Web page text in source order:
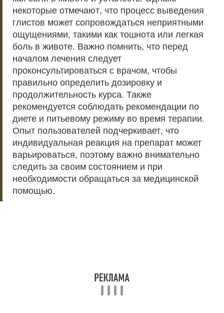
некоторые отмечают, что процесс выведения
глистов может сопровождаться неприятными
ощущениями, такими как тошнота или легкая
боль в животе. Важно помнить, что перед
началом лечения следует
проконсультироваться с врачом, чтобы
правильно определить дозировку и
продолжительность курса. Также
рекомендуется соблюдать рекомендации по
диете и питьевому режиму во время терапии.
Опыт пользователей подчеркивает, что
индивидуальная реакция на препарат может
варьироваться, поэтому важно внимательно
следить за своим состоянием и при
необходимости обращаться за медицинской
помощью.